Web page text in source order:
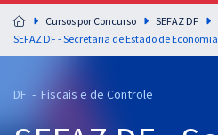
Preparação completa e intensiva para as
residências em saúde do Brasil
Cursos por Concurso
SEFAZ DF
DF - Fiscais e de Controle